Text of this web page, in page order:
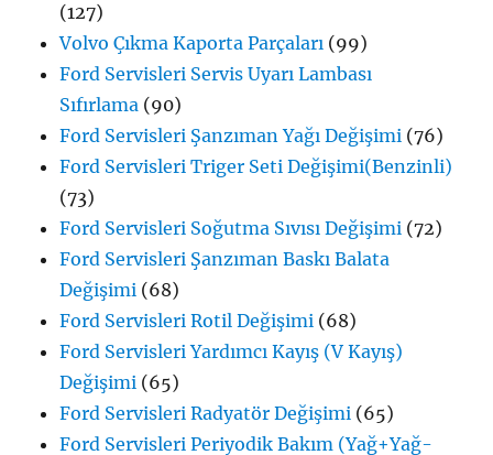
(127)
Volvo Çıkma Kaporta Parçaları (99)
Ford Servisleri Servis Uyarı Lambası
Sıfırlama (90)
Ford Servisleri Şanzıman Yağı Değişimi (76)
Ford Servisleri Triger Seti Değişimi(Benzinli)
(73)
Ford Servisleri Soğutma Sıvısı Değişimi (72)
Ford Servisleri Şanzıman Baskı Balata
Değişimi (68)
Ford Servisleri Rotil Değişimi (68)
Ford Servisleri Yardımcı Kayış (V Kayış)
Değişimi (65)
Ford Servisleri Radyatör Değişimi (65)
Ford Servisleri Periyodik Bakım (Yağ+Yağ-